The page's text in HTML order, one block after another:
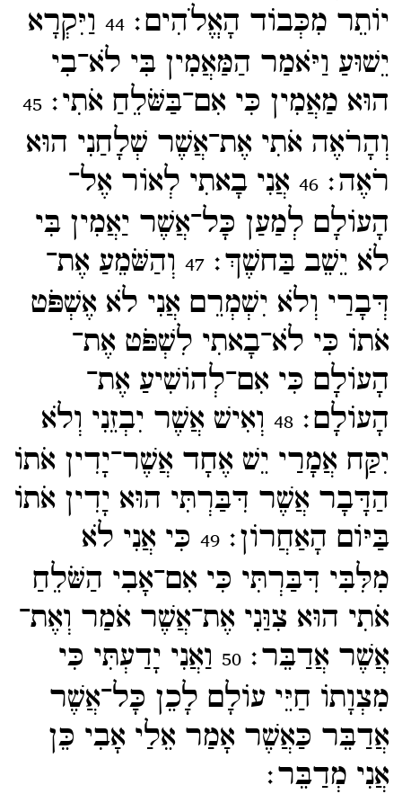
יוֹתֵר מִכְּבוֹד הָאֱלֹהִים׃44 וַיִּקְרָא
יֵשׁוּעַ וַיֹּאמַר הַמַּאֲמִין בִּי לֹא־​בִי
הוּא מַאֲמִין כִּי אִם־​בַּשֹּׁלֵחַ אֹתִי׃45
וְהָרֹאֶה אֹתִי אֶת־​אֲשֶׁר שְׁלָחַנִי הוּא
רֹאֶה׃46 אֲנִי בָאתִי לְאוֹר אֶל־​
הָעוֹלָם לְמַעַן כָּל־​אֲשֶׁר יַאֲמִין בִּי
לֹא יֵשֵׁב בַּחשֶׁךְ׃47 וְהַשֹּׁמֵעַ אֶת־​
דְּבָרַי וְלֹא יִשְׁמְרֵם אֲנִי לֹא אֶשְׁפֹּט
אֹתוֹ כִּי לֹא־​בָאתִי לִשְׁפֹּט אֶת־​
הָעוֹלָם כִּי אִם־​לְהוֹשִׁיעַ אֶת־​
הָעוֹלָם׃48 וְאִישׁ אֲשֶׁר יִבְזֵנִי וְלֹא
יִקַּח אֲמָרַי יֵשׁ אֶחָד אֲשֶׁר־​יָדִין אֹתוֹ
הַדָּבָר אֲשֶׁר דִּבַּרְתִּי הוּא יָדִין אֹתוֹ
בַּיּוֹם הָאַחֲרוֹן׃49 כִּי אֲנִי לֹא
מִלִּבִּי דִּבַּרְתִּי כִּי אִם־​אָבִי הַשֹּׁלֵחַ
אֹתִי הוּא צִוַּנִי אֶת־​אֲשֶׁר אֹמַר וְאֶת־​
אֲשֶׁר אֲדַבֵּר׃50 וַאֲנִי יָדַעְתִּי כִּי
מִצְוָתוֹ חַיֵּי עוֹלָם לָכֵן כָּל־​אֲשֶׁר
אֲדַבֵּר כַּאֲשֶׁר אָמַר אֵלַי אָבִי כֵּן
אֲנִי מְדַבֵּר׃